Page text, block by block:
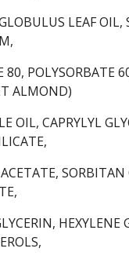
LEAF
80, POLYSORBATE
ALMOND)
OIL, CAPRYLYL
HEXYLENE